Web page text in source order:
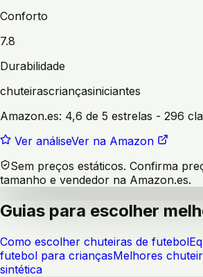
Conforto
7.8
Durabilidade
chuteirascriançasiniciantes
Amazon.es: 4,6 de 5 estrelas - 296
Ver análiseVer na Amazon
Sem preços estáticos. Confirma
tamanho e vendedor na Amazon.es.
Guias para escolher
Como escolher chuteiras de futebol
futebol para criançasMelhores
sintética